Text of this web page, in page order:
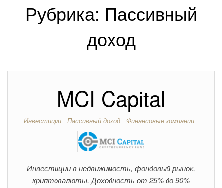
Рубрика: Пассивный
доход
MCI Capital
Инвестиции Пассивный доход Финансовые компании
Инвестиции в недвижимость, фондовый рынок,
криптовалюты. Доходность от 25% до 90%